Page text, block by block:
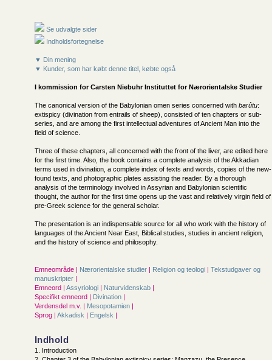
Se udvalgte sider
Indholdsfortegnelse
▼ Din mening
▼ Kunder, som har købt denne titel, købte også
I kommission forCarsten Niebuhr Instituttet for Nærorientalske Studier
The canonical version of the Babylonian omen series concerned with barûtu:
extispicy (divination from entrails of sheep), consisted of ten chapters or sub-
series, and are among the first intellectual adventures of Ancient Man into the
field of science.
Three of these chapters, all concerned with the front of the liver, are edited here
for the first time. Also, the book contains a complete analysis of the Akkadian
terms used in divination, a complete index of texts and words, copies of the new-
found texts, and photographic plates assisting the reader. By a thorough
analysis of the terminology involved in Assyrian and Babylonian scientific
thought, the author for the first time opens up the vast and relatively virgin field of
pre-Greek science for the general scholar.
The presentation is an indispensable source for all who work with the history of
languages of the Ancient Near East, Biblical studies, studies in ancient religion,
and the history of science and philosophy.
Emneområde | Nærorientalske studier | Religion og teologi | Tekstudgaver og
manuskripter |
Emneord | Assyriologi | Naturvidenskab |
Specifikt emneord | Divination |
Verdensdel m.v. | Mesopotamien |
Sprog | Akkadisk | Engelsk |
Indhold
1. Introduction